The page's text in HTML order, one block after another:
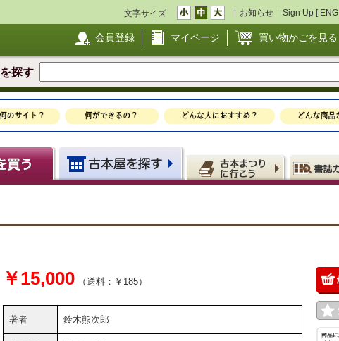
文字サイズ お知らせ Sign Up [ ENG
会員登録 マイページ 買い物かごを見る
探す
￥15,000 （送料：￥185）
著者 鈴木熊次郎